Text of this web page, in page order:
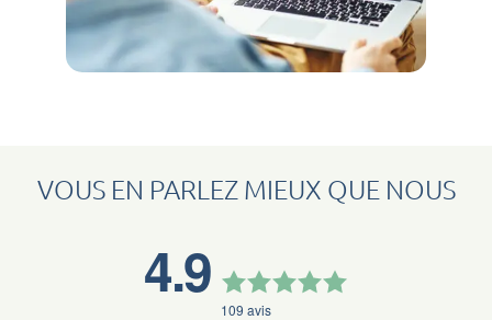
VOUS EN PARLEZ MIEUX QUE NOUS
4.9
109 avis